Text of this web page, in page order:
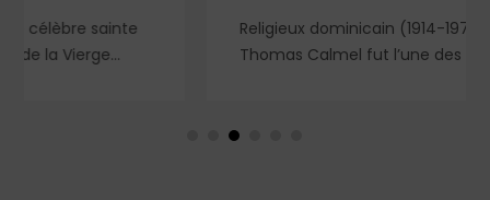
Religieux dominicain (1914-1975), le père Roger-
Thomas Calmel fut l’une des figures du
ainsi qu’aux antiques observances de son ordre.